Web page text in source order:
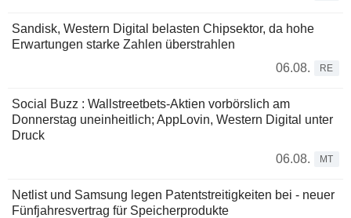
Sandisk, Western Digital belasten Chipsektor, da hohe
Erwartungen starke Zahlen überstrahlen
06.08.
RE
Social Buzz : Wallstreetbets-Aktien vorbörslich am
Donnerstag uneinheitlich; AppLovin, Western Digital unter
Druck
06.08.
MT
Netlist und Samsung legen Patentstreitigkeiten bei - neuer
Fünfjahresvertrag für Speicherprodukte